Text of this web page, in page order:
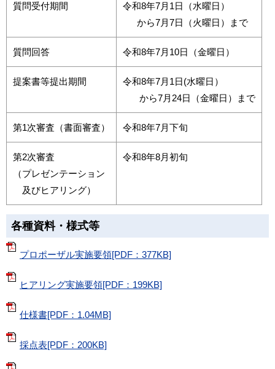
質問受付期間
令和8年7月1日（水曜日）
から7月7日（火曜日）まで
質問回答 令和8年7月10日（金曜日）
提案書等提出期間
令和8年7月1日(水曜日）
から7月24日（金曜日）まで
第1次審査（書面審査） 令和8年7月下旬
第2次審査
（プレゼンテーション
及びヒアリング）
令和8年8月初旬
各種資料・様式等
プロポーザル実施要領[PDF：377KB]
ヒアリング実施要領[PDF：199KB]
仕様書[PDF：1.04MB]
採点表[PDF：200KB]